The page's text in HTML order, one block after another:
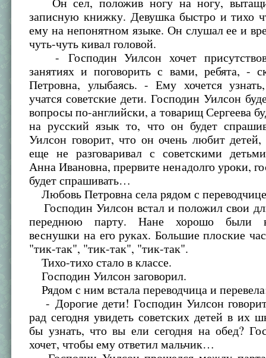
записную книжку. Девушка быстро и тихо
ему на непонятном языке. Он слушал ее и
чуть-чуть кивал головой.
- Господин Уилсон хочет
занятиях и поговорить с вами, ребята, -
Петровна, улыбаясь. - Ему хочется
учатся советские дети. Господин Уилсон
вопросы по-английски, а товарищ Сергеева
на русский язык то, что он будет
Уилсон говорит, что он очень любит
еще не разговаривал с советскими
Анна Ивановна, прервите ненадолго уроки,
будет спрашивать…
Любовь Петровна села рядом с
Господин Уилсон встал и положил свои
переднюю парту. Нане хорошо были
веснушки на его руках. Большие плоские
"тик-так", "тик-так", "тик-так".
Тихо-тихо стало в классе.
Господин Уилсон заговорил.
Рядом с ним встала переводчица и
- Дорогие дети! Господин Уилсон
рад сегодня увидеть советских детей в их
бы узнать, что вы ели сегодня на обед?
хочет, чтобы ему ответил мальчик…